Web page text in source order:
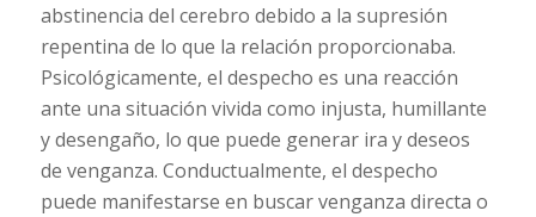
abstinencia del cerebro debido a la supresión
repentina de lo que la relación proporcionaba.
Psicológicamente, el despecho es una reacción
ante una situación vivida como injusta, humillante
y desengaño, lo que puede generar ira y deseos
de venganza. Conductualmente, el despecho
puede manifestarse en buscar venganza directa o